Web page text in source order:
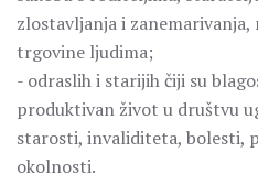
zlostavljanja i
trgovine ljudima;
­- odraslih i starijih čiji su
produktivan život u društvu
starosti, invaliditeta, bolesti,
okolnosti.